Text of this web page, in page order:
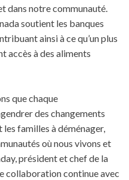
dans notre communauté.
soutient les banques
ainsi à ce qu’un plus
accès à des aliments
que chaque
des changements
familles à déménager,
où nous vivons et
président et chef de la
collaboration continue avec